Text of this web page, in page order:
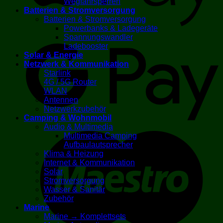
Batterien & Stromversorgung
Batterien & Stromversorgung
Powerbanks & Ladegeräte
Spannungswandler
Ladebooster
Solar & Energie
Netzwerk & Kommunikation
Starlink
4G / 5G Router
WLAN
Antennen
Netzwerkzubehör
Camping & Wohnmobil
Audio & Multimedia
Multimedia Camping
Aufbaulautsprecher
Klima & Heizung
Internet & Kommunikation
Solar
Stromversorgung
Wasser & Sanitär
Zubehör
Marine
Marine → Komplettsets